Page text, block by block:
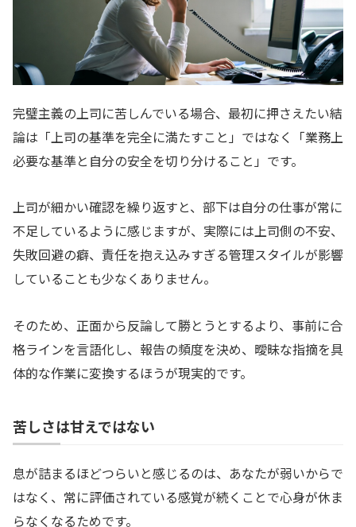
完璧主義の上司に苦しんでいる場合、最初に押さえたい結
論は「上司の基準を完全に満たすこと」ではなく「業務上
必要な基準と自分の安全を切り分けること」です。
上司が細かい確認を繰り返すと、部下は自分の仕事が常に
不足しているように感じますが、実際には上司側の不安、
失敗回避の癖、責任を抱え込みすぎる管理スタイルが影響
していることも少なくありません。
そのため、正面から反論して勝とうとするより、事前に合
格ラインを言語化し、報告の頻度を決め、曖昧な指摘を具
体的な作業に変換するほうが現実的です。
苦しさは甘えではない
息が詰まるほどつらいと感じるのは、あなたが弱いからで
はなく、常に評価されている感覚が続くことで心身が休ま
らなくなるためです。